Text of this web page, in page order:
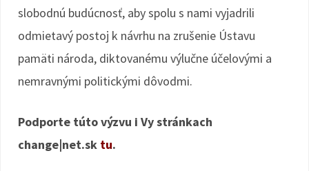
slobodnú budúcnosť, aby spolu s nami vyjadrili
odmietavý postoj k návrhu na zrušenie Ústavu
pamäti národa, diktovanému výlučne účelovými a
nemravnými politickými dôvodmi.
Podporte túto výzvu i Vy stránkach
change|net.sk tu.